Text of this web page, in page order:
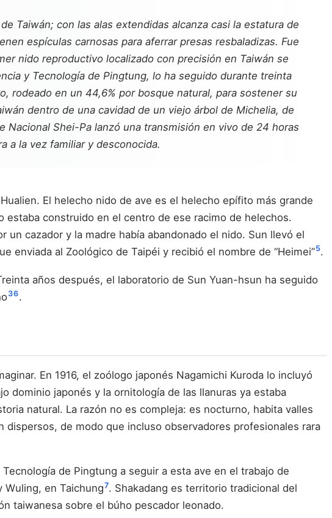
Taiwán; con las alas extendidas alcanza casi la estatura de
espículas carnosas para aferrar presas resbaladizas. Fue
nido reproductivo localizado con precisión en Taiwán se
y Tecnología de Pingtung, lo ha seguido durante treinta
rodeado en un 44,6% por bosque natural, para sostener su
dentro de una cavidad de un viejo árbol de Michelia, de
Nacional Shei-Pa lanzó una transmisión en vivo de 24 horas
a la vez familiar y desconocida.
El helecho nido de ave es el helecho epífito más grande
construido en el centro de ese racimo de helechos.
cazador y la madre había abandonado el nido. Sun llevó el
enviada al Zoológico de Taipéi y recibió el nombre de “Heimei”5.
años después, el laboratorio de Sun Yuan-hsun ha seguido
36.
En 1916, el zoólogo japonés Nagamichi Kuroda lo incluyó
dominio japonés y la ornitología de las llanuras ya estaba
natural. La razón no es compleja: es nocturno, habita valles
de modo que incluso observadores profesionales rara
de Pingtung a seguir a esta ave en el trabajo de
Wuling, en Taichung7. Shakadang es territorio tradicional del
taiwanesa sobre el búho pescador leonado.